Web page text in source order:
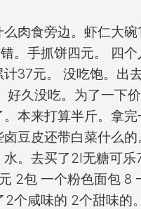
肉食旁边。虾仁大碗
。手抓饼四元。 四个
37元。 没吃饱。出
久没吃。为了一下价
本来打算半斤。拿
豆皮还带白菜什么
。去买了2l无糖可乐
2包 一个粉色面包 8
个咸味的 2个甜味的